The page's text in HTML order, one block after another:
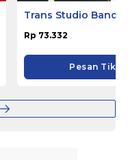
Trans Studio
Rp 73.332
Pesan Tiket